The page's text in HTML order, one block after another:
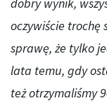
oczywiście trochę
sprawę, że tylko
lata temu, gdy
też otrzymaliśmy